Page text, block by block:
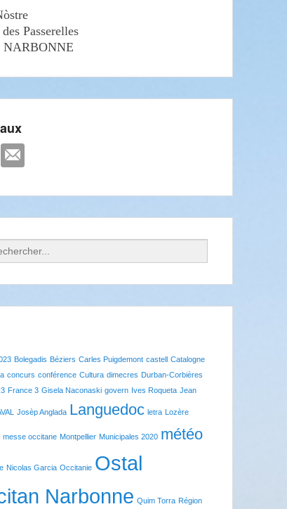
Passerelles
NARBONNE
Bolegadis Béziers Carles Puigdemont castell Catalogne
concurs conférence Cultura dimecres Durban-Corbières
France 3 Gisela Naconaski govern Ives Roqueta Jean
Josèp Anglada Languedoc letra Lozère
messe occitane Montpellier Municipales 2020 météo
Nicolas Garcia Occitanie Ostal
Narbonne Quim Torra Région